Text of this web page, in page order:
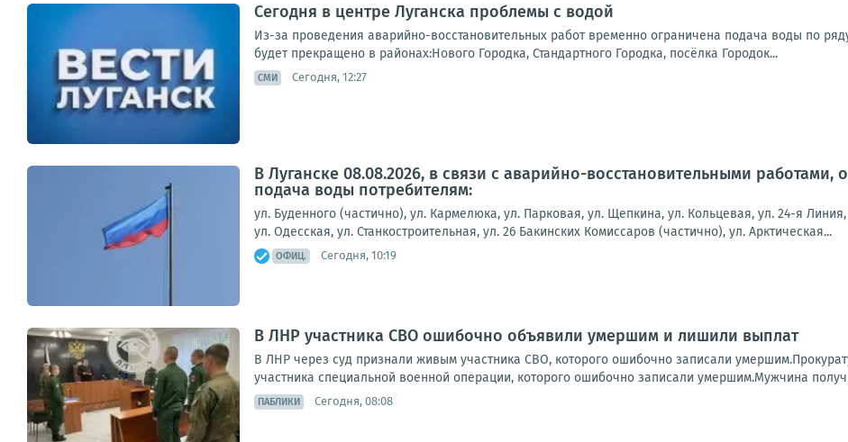
Сегодня в центре Луганска проблемы с водой
Из-за проведения аварийно-восстановительных работ временно ограничена подача воды по
будет прекращено в районах:Нового Городка, Стандартного Городка, посёлка Городок...
СМИ Сегодня, 12:27
В Луганске 08.08.2026, в связи с аварийно-восстановительными
подача воды потребителям:
ул. Буденного (частично), ул. Кармелюка, ул. Парковая, ул. Щепкина, ул. Кольцевая, ул. 24-я
ул. Одесская, ул. Станкостроительная, ул. 26 Бакинских Комиссаров (частично), ул. Арктическая...
ОФИЦ. Сегодня, 10:19
В ЛНР участника СВО ошибочно объявили умершим и лишили выплат
В ЛНР через суд признали живым участника СВО, которого ошибочно записали
участника специальной военной операции, которого ошибочно записали умершим.Мужчина
ПАБЛИКИ Сегодня, 08:08